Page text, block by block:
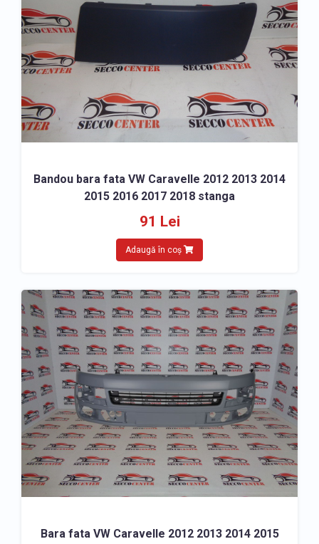
Bandou bara fata VW Caravelle 2012 2013 2014
2015 2016 2017 2018 stanga
91 Lei
Adaugă în coș
Bara fata VW Caravelle 2012 2013 2014 2015